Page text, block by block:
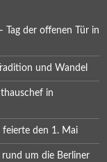
Tag der offenen Tür in
und Wandel
in
den 1. Mai
rund um die Berliner